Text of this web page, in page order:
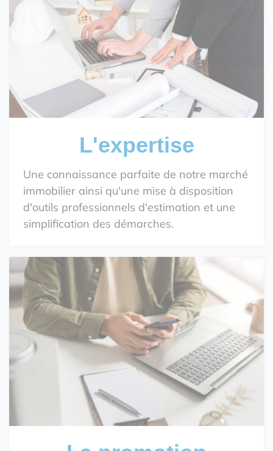
L'expertise
Une connaissance parfaite de notre marché
immobilier ainsi qu'une mise à disposition
d'outils professionnels d'estimation et une
simplification des démarches.